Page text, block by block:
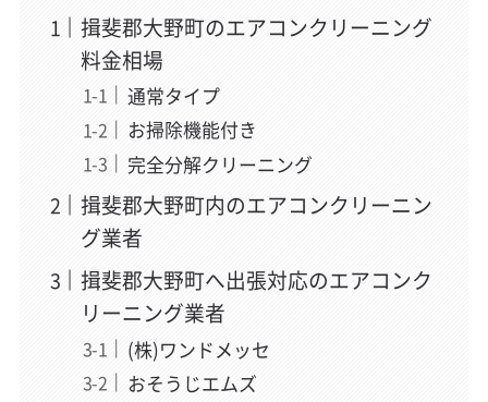
揖斐郡大野町のエアコンクリーニング
料金相場
通常タイプ
お掃除機能付き
完全分解クリーニング
揖斐郡大野町内のエアコンクリーニン
グ業者
揖斐郡大野町へ出張対応のエアコンク
リーニング業者
(株)ワンドメッセ
おそうじエムズ